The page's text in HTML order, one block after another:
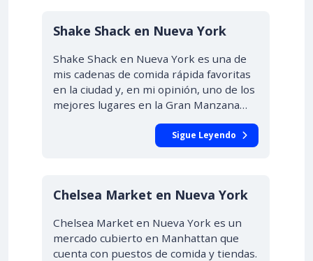
Shake Shack en Nueva York
Shake Shack en Nueva York es una de
mis cadenas de comida rápida favoritas
en la ciudad y, en mi opinión, uno de los
mejores lugares en la Gran Manzana…
Sigue Leyendo
Chelsea Market en Nueva York
Chelsea Market en Nueva York es un
mercado cubierto en Manhattan que
cuenta con puestos de comida y tiendas.